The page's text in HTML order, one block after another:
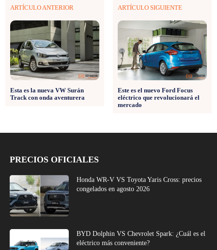
ARTÍCULO ANTERIOR
Esta es la nueva VW Surán
Track con onda aventurera
ARTÍCULO SIGUIENTE
Este es el nuevo Ford Focus
eléctrico que revolucionará el
mercado
PRECIOS OFICIALES
Honda WR-V VS Toyota Yaris Cross: precios
congelados en agosto 2026
BYD Dolphin VS Chevrolet Spark: ¿Cuál es el
eléctrico más conveniente?